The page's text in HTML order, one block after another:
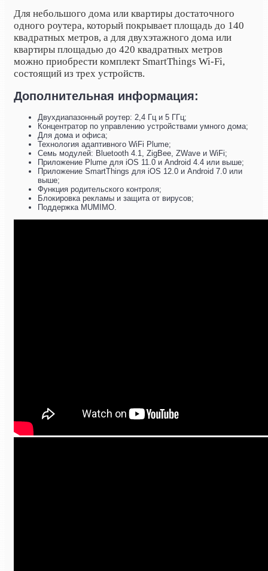
Для небольшого дома или квартиры достаточного
одного роутера, который покрывает площадь до 140
квадратных метров, а для двухэтажного дома или
квартиры площадью до 420 квадратных метров
можно приобрести комплект SmartThings Wi-Fi,
состоящий из трех устройств.
Дополнительная информация:
Двухдиапазонный роутер: 2,4 Гц и 5 ГГц;
Концентратор по управлению устройствами умного дома;
Для дома и офиса;
Технология адаптивного WiFi Plume;
Семь модулей: Bluetooth 4.1, ZigBee, ZWave и WiFi;
Приложение Plume для iOS 11.0 и Android 4.4 или выше;
Приложение SmartThings для iOS 12.0 и Android 7.0 или
выше;
Функция родительского контроля;
Блокировка рекламы и защита от вирусов;
Поддержка MUMIMO.